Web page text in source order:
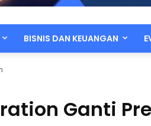
BISNIS DAN KEUANGAN
Ganti